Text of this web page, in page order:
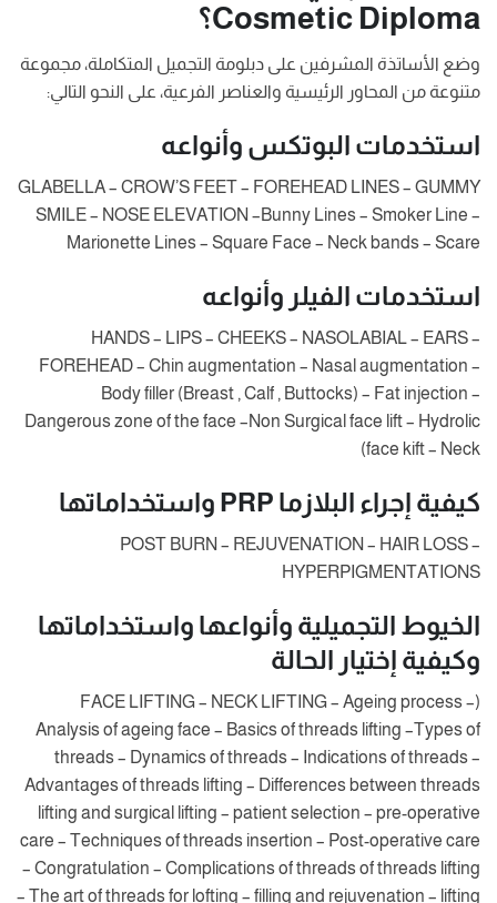
Cosmetic Diploma؟
وضع الأساتذة المشرفين على دبلومة التجميل المتكاملة، مجموعة
متنوعة من المحاور الرئيسية والعناصر الفرعية، على النحو التالي:
استخدمات البوتكس وأنواعه
GLABELLA – CROW’S FEET – FOREHEAD LINES – GUMMY
SMILE – NOSE ELEVATION –Bunny Lines – Smoker Line –
Marionette Lines – Square Face – Neck bands – Scare
استخدمات الفيلر وأنواعه
HANDS – LIPS – CHEEKS – NASOLABIAL – EARS –
FOREHEAD – Chin augmentation – Nasal augmentation –
Body filler (Breast , Calf , Buttocks) – Fat injection –
Dangerous zone of the face –Non Surgical face lift – Hydrolic
face kift – Neck)
كيفية إجراء البلازما PRP واستخداماتها
POST BURN – REJUVENATION – HAIR LOSS –
HYPERPIGMENTATIONS
الخيوط التجميلية وأنواعها واستخداماتها
وكيفية إختيار الحالة
(FACE LIFTING – NECK LIFTING – Ageing process –
Analysis of ageing face – Basics of threads lifting –Types of
threads – Dynamics of threads – Indications of threads –
Advantages of threads lifting – Differences between threads
lifting and surgical lifting – patient selection – pre-operative
care – Techniques of threads insertion – Post-operative care
– Congratulation – Complications of threads of threads lifting
– The art of threads for lofting – filling and rejuvenation – lifting